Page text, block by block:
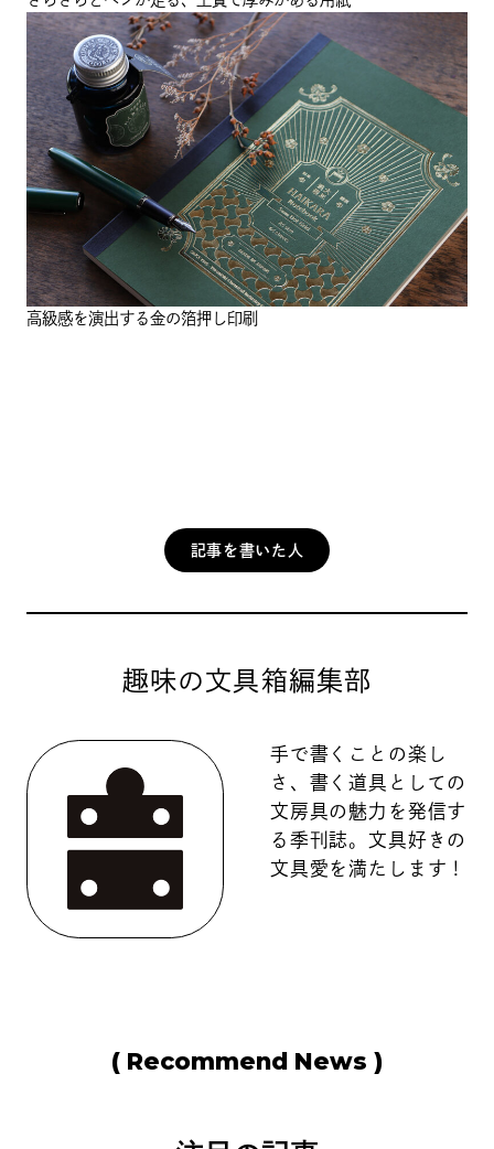
( Recommend News )
高級感を演出する金の箔押し印刷
記事を書いた人
趣味の文具箱編集部
手で書くことの楽し
さ、書く道具としての
文房具の魅力を発信す
る季刊誌。文具好きの
文具愛を満たします！